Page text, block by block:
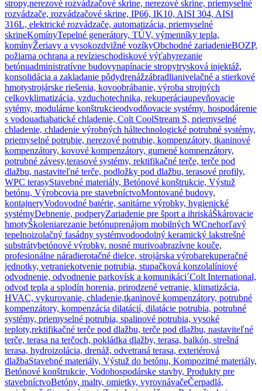
stropy,nerezové rozvádzačové skrine, nerezové skrine, priemyselné
rozvádzače, rozvádzačové skrine, IP66, IK10, AISI 304, AISI
316L, elektrické rozvádzače, automatizácia, priemyselné
skrineKomínyTepelné generátory, TÚV, výmenníky tepla,
komínyŽeriavy a vysokozdvižné vozíkyObchodné zariadenieBOZP,
požiarna ochrana a revízieschodiskové výťahyrezanie
betónuadministratívne budovynapínacie stropytrysková injektáž,
konsolidácia a zakladanie pôdydrenážzábradlianivelačné a stierkové
hmotystrojárske riešenia, kovoobrábanie, výroba strojných
celkovklimatizácia, vzduchotechnika, rekuperáciaupevňovacie
sytémy, modulárne konštrukcieodvodňovacie systémy. hospodárenie
s vodouadiabatické chladenie, Colt CoolStream S, priemyselné
chladenie, chladenie výrobných háltechnologické potrubné systémy,
priemyselné potrubie, nerezové potrubie, kompenzátory, tkaninové
kompenzátory, kovové kompenzátory, gumené kompenzátory,
potrubné závesy,terasové systémy, rektifikačné terče, terče pod
dlažbu, nastaviteľné terče, podložky pod dlažbu, terasové profily,
WPC terasyStavebné materiály, Betónové konštrukcie, Výstuž
betónu, Výrobcovia pre stavebníctvoMontované budovy,
kontajneryVodovodné batérie, sanitárne výrobky, hygienické
systémyDebnenie, podperyZariadenie pre šport a ihriskáŠkárovacie
hmotyŠkoleniarezanie betónuprenájom mobilných WCnehorľavý
tepelnoizolačný fasádny systémvodoodolný keramický lakstrešné
substrátybetónové výrobky. nosné murivoabrazívne kouče,
profesionálne náradierotačné dielce, strojárska výrobarekuperačné
jednotky, vetraniekotvenie potrubia, stupačková konzolalíniové
odvodnenie, odvodnenie parkovísk a komunikáci´Colt International,
odvod tepla a splodín horenia, prirodzené vetranie, klimatizácia,
HVAC, vykurovanie, chladenie,tkaninové kompenzátory, potrubné
kompenzátory, kompenzácia dilatácií, dilatácie potrubia, potrubné
systémy, priemyselné potrubia, spalinové potrubia, vysoké
teploty,rektifikačné terče pod dlažbu, terče pod dlažbu, nastaviteľné
terče, terasa na terčoch, pokládka dlažby, terasa, balkón, strešná
terasa, hydroizolácia, drenáž, odvetraná terasa, exteriérová
dlažbaStavebné materiály, Výstuž do betónu, Kompozitné materiály,
Betónové konštrukcie, Vodohospodárske stavby, Produkty pre
stavebníctvoBetóny, malty, omietky, vyrovnávačeČerpadlá,